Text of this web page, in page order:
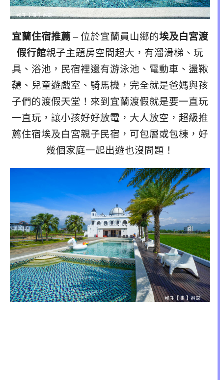
宜蘭住宿推薦– 位於宜蘭員山鄉的埃及白宮渡
假行館親子主題房空間超大，有溜滑梯、玩
具、浴池，民宿裡還有游泳池、電動車、盪鞦
韆、兒童遊戲室、騎馬機，完全就是爸媽與孩
子們的渡假天堂！來到宜蘭渡假就是要一直玩
一直玩，讓小孩好好放電，大人放空，超級推
薦住宿埃及白宮親子民宿，可包層或包棟，好
幾個家庭一起出遊也沒問題！